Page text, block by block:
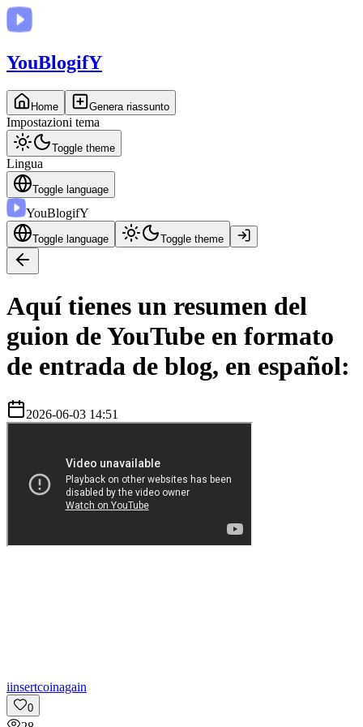
YouBlogifY
Home Genera riassunto
Impostazioni tema
Toggle theme
Lingua
Toggle language
YouBlogifY
Toggle language Toggle theme
Aquí tienes un resumen del
guion de YouTube en formato
de entrada de blog, en español:
2026-06-03 14:51
iinsertcoinagain
0